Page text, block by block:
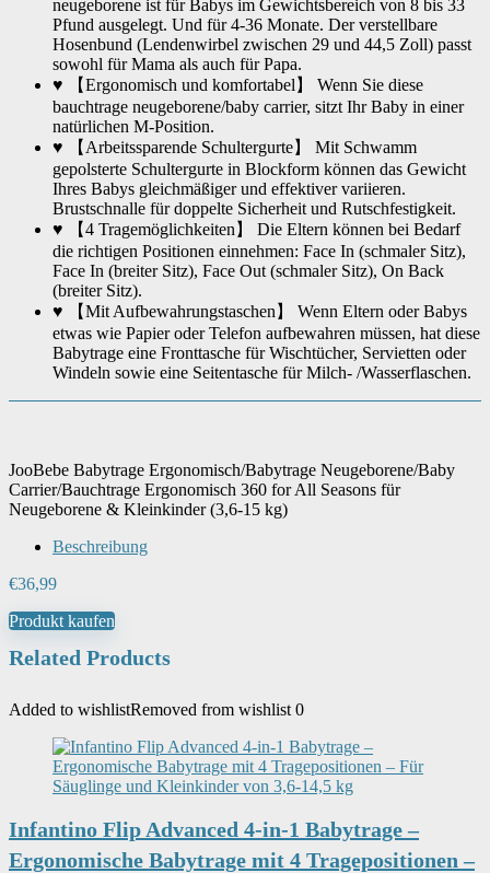
neugeborene ist für Babys im Gewichtsbereich von 8 bis 33
Pfund ausgelegt. Und für 4-36 Monate. Der verstellbare
Hosenbund (Lendenwirbel zwischen 29 und 44,5 Zoll) passt
sowohl für Mama als auch für Papa.
♥ 【Ergonomisch und komfortabel】 Wenn Sie diese
bauchtrage neugeborene/baby carrier, sitzt Ihr Baby in einer
natürlichen M-Position.
♥ 【Arbeitssparende Schultergurte】 Mit Schwamm
gepolsterte Schultergurte in Blockform können das Gewicht
Ihres Babys gleichmäßiger und effektiver variieren.
Brustschnalle für doppelte Sicherheit und Rutschfestigkeit.
♥ 【4 Tragemöglichkeiten】 Die Eltern können bei Bedarf
die richtigen Positionen einnehmen: Face In (schmaler Sitz),
Face In (breiter Sitz), Face Out (schmaler Sitz), On Back
(breiter Sitz).
♥ 【Mit Aufbewahrungstaschen】 Wenn Eltern oder Babys
etwas wie Papier oder Telefon aufbewahren müssen, hat diese
Babytrage eine Fronttasche für Wischtücher, Servietten oder
Windeln sowie eine Seitentasche für Milch- /Wasserflaschen.
JooBebe Babytrage Ergonomisch/Babytrage Neugeborene/Baby
Carrier/Bauchtrage Ergonomisch 360 for All Seasons für
Neugeborene & Kleinkinder (3,6-15 kg)
Beschreibung
€36,99
Produkt kaufen
Related Products
Added to wishlistRemoved from wishlist 0
Infantino Flip Advanced 4-in-1 Babytrage –
Ergonomische Babytrage mit 4 Tragepositionen –